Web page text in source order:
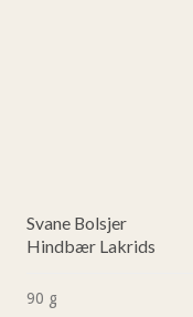
Svane Bolsjer
Hindbær Lakrids
90 g